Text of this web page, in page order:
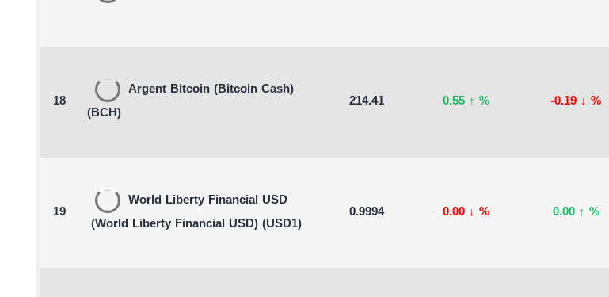
18
Argent Bitcoin (Bitcoin Cash)
(BCH)
214.41 0.55 ↑ % -0.19 ↓ %
19
World Liberty Financial USD
(World Liberty Financial USD) (USD1)
0.9994 0.00 ↓ % 0.00 ↑ %